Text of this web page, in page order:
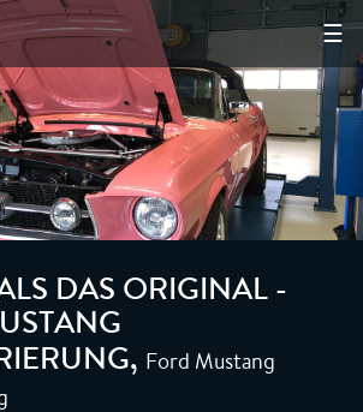
☰
DAS ORIGINAL -
, Ford Mustang